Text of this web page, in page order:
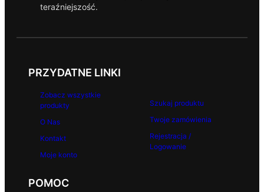
teraźniejszość.
PRZYDATNE LINKI
Zobacz wszystkie
produkty
O Nas
Kontakt
Moje konto
Szukaj produktu
Twoje zamówienia
Rejestracja /
Logowanie
POMOC